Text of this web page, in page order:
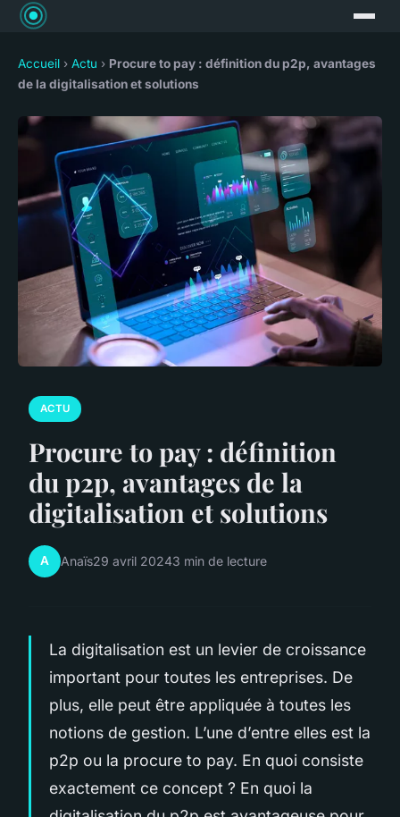
Accueil › Actu › Procure to pay : définition du p2p, avantages
de la digitalisation et solutions
ACTU
Procure to pay : définition
du p2p, avantages de la
digitalisation et solutions
A Anaïs29 avril 20243 min de lecture
La digitalisation est un levier de croissance
important pour toutes les entreprises. De
plus, elle peut être appliquée à toutes les
notions de gestion. L’une d’entre elles est la
p2p ou la procure to pay. En quoi consiste
exactement ce concept ? En quoi la